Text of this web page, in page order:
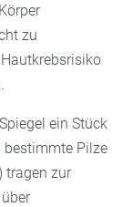
zu
ein Stück
bestimmte Pilze
tragen zur